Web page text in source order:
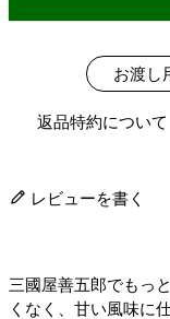
お渡し
返品特約について
レビューを書く
三國屋善五郎でもっ
くなく、甘い風味に